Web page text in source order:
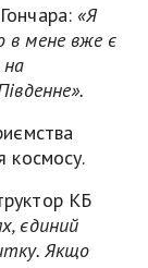
«Я
в мене вже є
космосу.
КБ
єдиний
Якщо